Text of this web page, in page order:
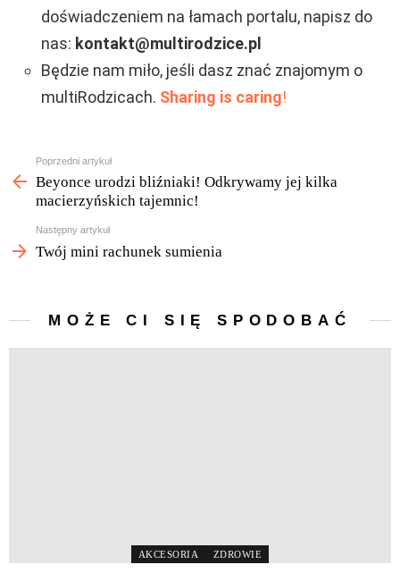
doświadczeniem na łamach portalu, napisz do
nas: kontakt@multirodzice.pl
Będzie nam miło, jeśli dasz znać znajomym o
multiRodzicach. Sharing is caring!
Zobacz
więcej
Poprzedni artykuł
Beyonce urodzi bliźniaki! Odkrywamy jej kilka
macierzyńskich tajemnic!
Następny artykuł
Twój mini rachunek sumienia
MOŻE CI SIĘ SPODOBAĆ
AKCESORIA ZDROWIE